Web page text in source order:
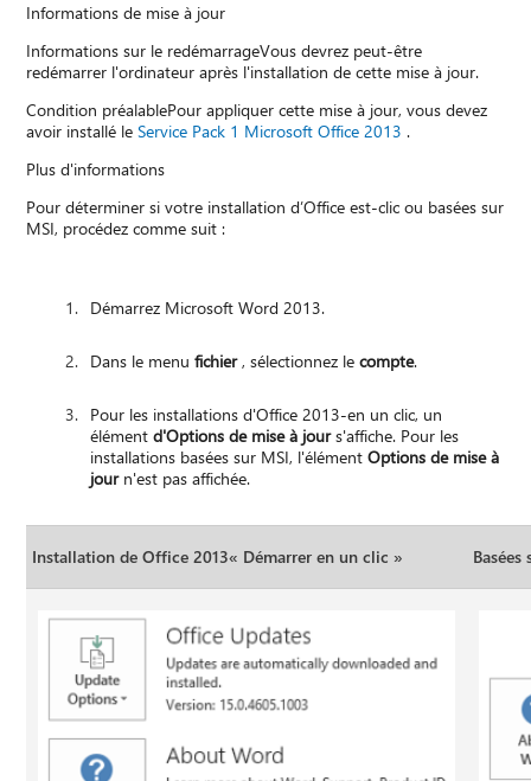
Informations de mise à jour
Informations sur le redémarrageVous devrez peut-être
redémarrer l'ordinateur après l'installation de cette mise à jour.
Condition préalablePour appliquer cette mise à jour, vous devez
avoir installé leService Pack 1 Microsoft Office 2013 .
Plus d'informations
Pour déterminer si votre installation d’Office est-clic ou basées sur
MSI, procédez comme suit :
Démarrez Microsoft Word 2013.
Dans le menufichier, sélectionnez lecompte.
Pour les installations d'Office 2013-en un clic, un
élémentd'Options de mise à jours'affiche. Pour les
installations basées sur MSI, l'élémentOptions de mise à
jour n'est pas affichée.
Installation de Office 2013« Démarrer en un clic »